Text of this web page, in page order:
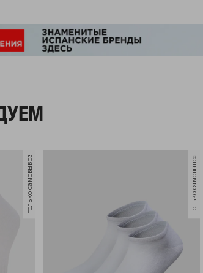
только самовывоз только самовывоз